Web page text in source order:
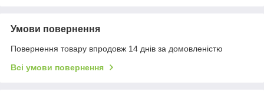
Умови повернення
Повернення товару впродовж 14 днів за домовленістю
Всі умови повернення